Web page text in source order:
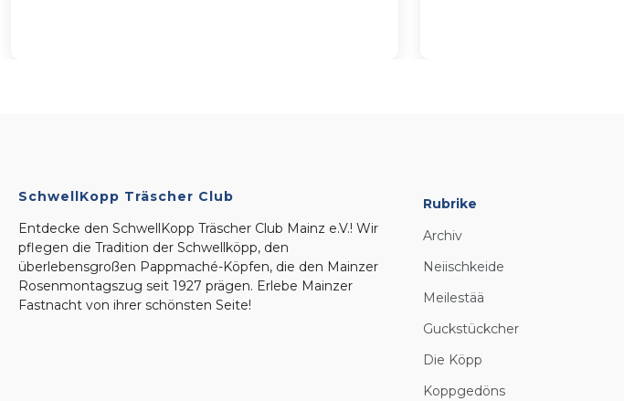
SchwellKopp Träscher Club
Entdecke den SchwellKopp Träscher Club Mainz e.V.! Wir
pflegen die Tradition der Schwellköpp, den
überlebensgroßen Pappmaché-Köpfen, die den Mainzer
Rosenmontagszug seit 1927 prägen. Erlebe Mainzer
Fastnacht von ihrer schönsten Seite!
Rubrike
Archiv
Neiischkeide
Meilestää
Guckstückcher
Die Köpp
Koppgedöns